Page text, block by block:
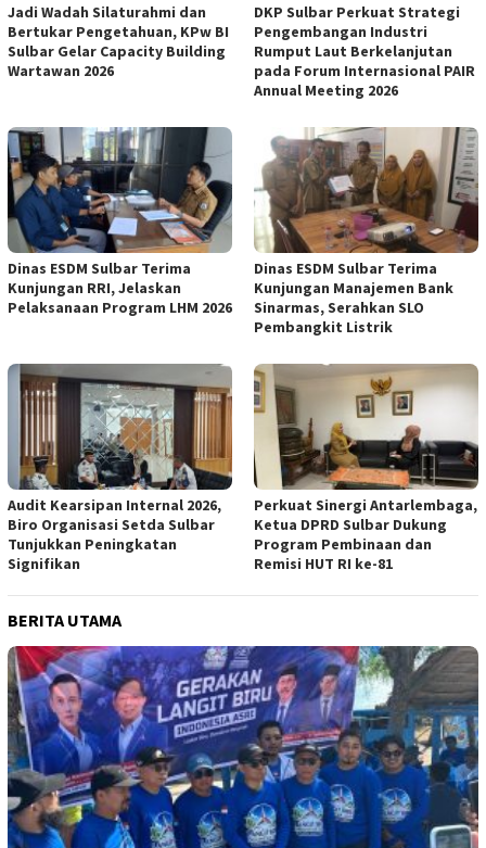
Jadi Wadah Silaturahmi dan
Bertukar Pengetahuan, KPw BI
Sulbar Gelar Capacity Building
Wartawan 2026
DKP Sulbar Perkuat Strategi
Pengembangan Industri
Rumput Laut Berkelanjutan
pada Forum Internasional PAIR
Annual Meeting 2026
Dinas ESDM Sulbar Terima
Kunjungan RRI, Jelaskan
Pelaksanaan Program LHM 2026
Dinas ESDM Sulbar Terima
Kunjungan Manajemen Bank
Sinarmas, Serahkan SLO
Pembangkit Listrik
Audit Kearsipan Internal 2026,
Biro Organisasi Setda Sulbar
Tunjukkan Peningkatan
Signifikan
Perkuat Sinergi Antarlembaga,
Ketua DPRD Sulbar Dukung
Program Pembinaan dan
Remisi HUT RI ke-81
BERITA UTAMA